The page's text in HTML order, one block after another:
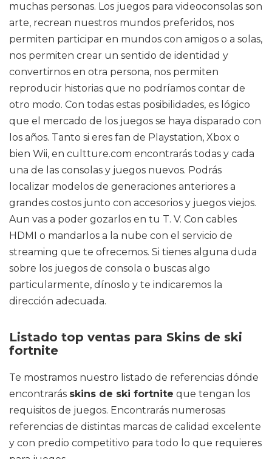
muchas personas. Los juegos para videoconsolas son
arte, recrean nuestros mundos preferidos, nos
permiten participar en mundos con amigos o a solas,
nos permiten crear un sentido de identidad y
convertirnos en otra persona, nos permiten
reproducir historias que no podríamos contar de
otro modo. Con todas estas posibilidades, es lógico
que el mercado de los juegos se haya disparado con
los años. Tanto si eres fan de Playstation, Xbox o
bien Wii, en cultture.com encontrarás todas y cada
una de las consolas y juegos nuevos. Podrás
localizar modelos de generaciones anteriores a
grandes costos junto con accesorios y juegos viejos.
Aun vas a poder gozarlos en tu T. V. Con cables
HDMI o mandarlos a la nube con el servicio de
streaming que te ofrecemos. Si tienes alguna duda
sobre los juegos de consola o buscas algo
particularmente, dínoslo y te indicaremos la
dirección adecuada.
Listado top ventas para Skins de ski
fortnite
Te mostramos nuestro listado de referencias dónde
encontrarás skins de ski fortnite que tengan los
requisitos de juegos. Encontrarás numerosas
referencias de distintas marcas de calidad excelente
y con predio competitivo para todo lo que requieres